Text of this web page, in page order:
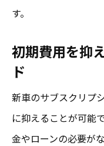
す。
初期費用を抑
ド
新車のサブスクリプ
に抑えることが可能
金やローンの必要が